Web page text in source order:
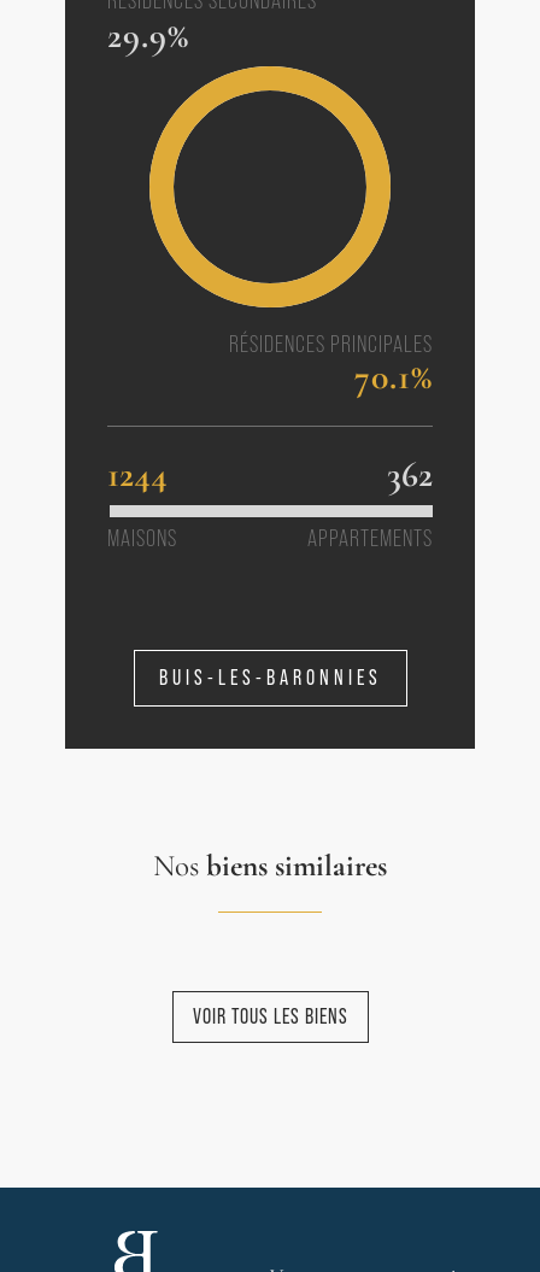
29.9%
RÉSIDENCES PRINCIPALES
70.1%
1244 362
MAISONS APPARTEMENTS
BUIS-LES-BARONNIES
Nos biens similaires
VOIR TOUS LES BIENS